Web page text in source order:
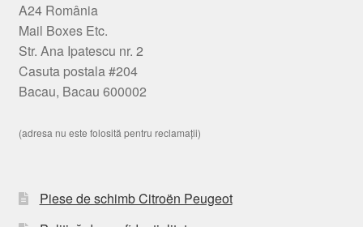
A24 România
Mail Boxes Etc.
Str. Ana Ipatescu nr. 2
Casuta postala #204
Bacau, Bacau 600002
(adresa nu este folosită pentru reclamații)
Piese de schimb Citroën Peugeot